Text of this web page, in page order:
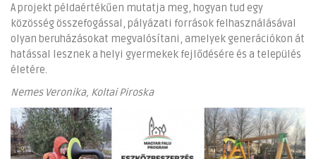
A projekt példaértékűen mutatja meg, hogyan tud egy
közösség összefogással, pályázati források felhasználásával
olyan beruházásokat megvalósítani, amelyek generációkon át
hatással lesznek a helyi gyermekek fejlődésére és a település
életére.
Nemes Veronika, Koltai Piroska